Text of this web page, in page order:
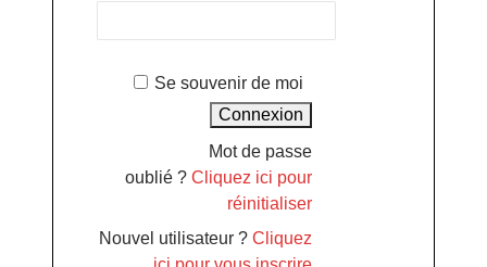
Se souvenir de moi
Mot de passe
oublié ?Cliquez ici pour
réinitialiser
Nouvel utilisateur ?Cliquez